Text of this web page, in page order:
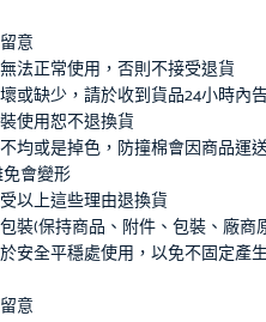
意
法正常使用，否則不接受退貨
或缺少，請於收到貨品24小時內
使用恕不退換貨
均或是掉色，防撞棉會因商品運
會變形
以上這些理由退換貨
裝(保持商品、附件、包裝、廠
安全平穩處使用，以免不固定
意